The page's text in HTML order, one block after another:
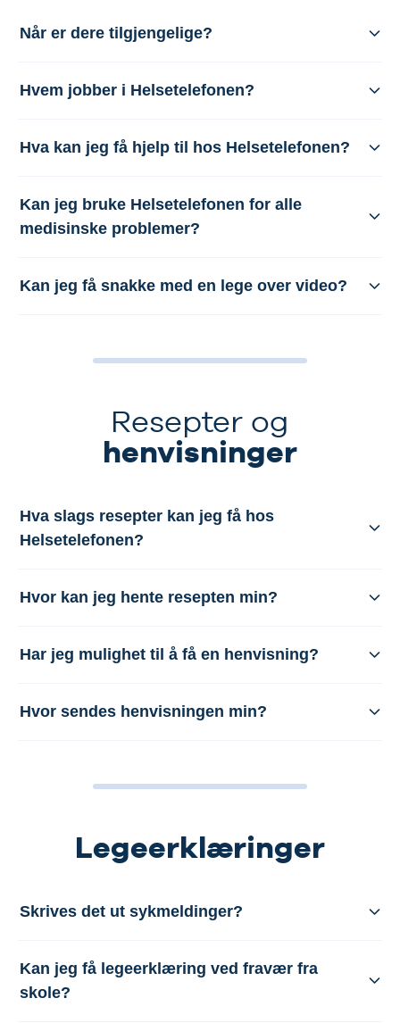
Når er dere tilgjengelige?
Hvem jobber i Helsetelefonen?
Hva kan jeg få hjelp til hos Helsetelefonen?
Kan jeg bruke Helsetelefonen for alle
medisinske problemer?
Kan jeg få snakke med en lege over video?
Resepter og
henvisninger
Hva slags resepter kan jeg få hos
Helsetelefonen?
Hvor kan jeg hente resepten min?
Har jeg mulighet til å få en henvisning?
Hvor sendes henvisningen min?
Legeerklæringer
Skrives det ut sykmeldinger?
Kan jeg få legeerklæring ved fravær fra
skole?